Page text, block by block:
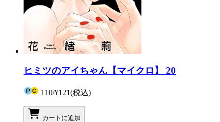
ヒミツのアイちゃん【マイクロ】 20
110/¥121(税込)
カートに追加